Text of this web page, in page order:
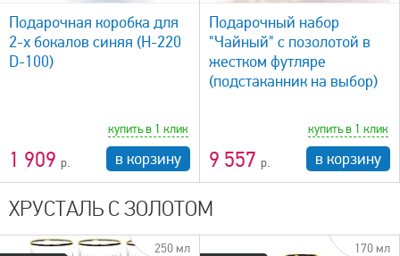
Подарочная коробка для
2-х бокалов синяя (H-220
D-100)
1 909
купить в 1 клик
в корзину
Подарочный набор
"Чайный" с позолотой в
жестком футляре
(подстаканник на выбор)
9 557
купить в 1 клик
в корзину
ХРУСТАЛЬ С ЗОЛОТОМ
250 мл 170 мл